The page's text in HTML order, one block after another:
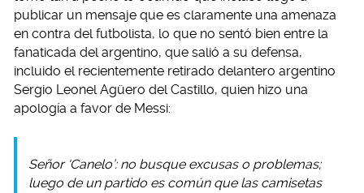
publicar un mensaje que es claramente una amenaza
en contra del futbolista, lo que no sentó bien entre la
fanaticada del argentino, que salió a su defensa,
incluido el recientemente retirado delantero argentino
Sergio Leonel Agüero del Castillo, quien hizo una
apología a favor de Messi:
Señor ‘Canelo’: no busque excusas o problemas;
luego de un partido es común que las camisetas